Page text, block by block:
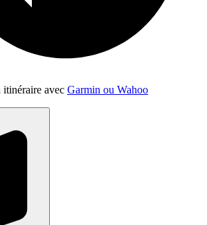
itinéraire avec Garmin ou Wahoo